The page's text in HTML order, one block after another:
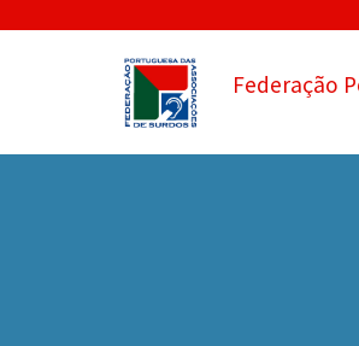
Federação